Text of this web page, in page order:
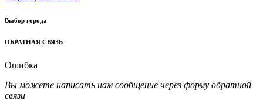
Выбор города
ОБРАТНАЯ СВЯЗЬ
Ошибка
Вы можете написать нам сообщение через форму обратной
связи